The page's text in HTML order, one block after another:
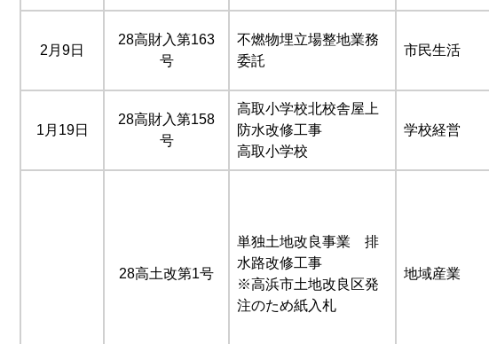
2月9日
28高財入第163
号
不燃物埋立場整地業務
委託
市民生活
1月19日
28高財入第158
号
高取小学校北校舎屋上
防水改修工事
高取小学校
学校経営
28高土改第1号
単独土地改良事業 排
水路改修工事
※高浜市土地改良区発
注のため紙入札
地域産業